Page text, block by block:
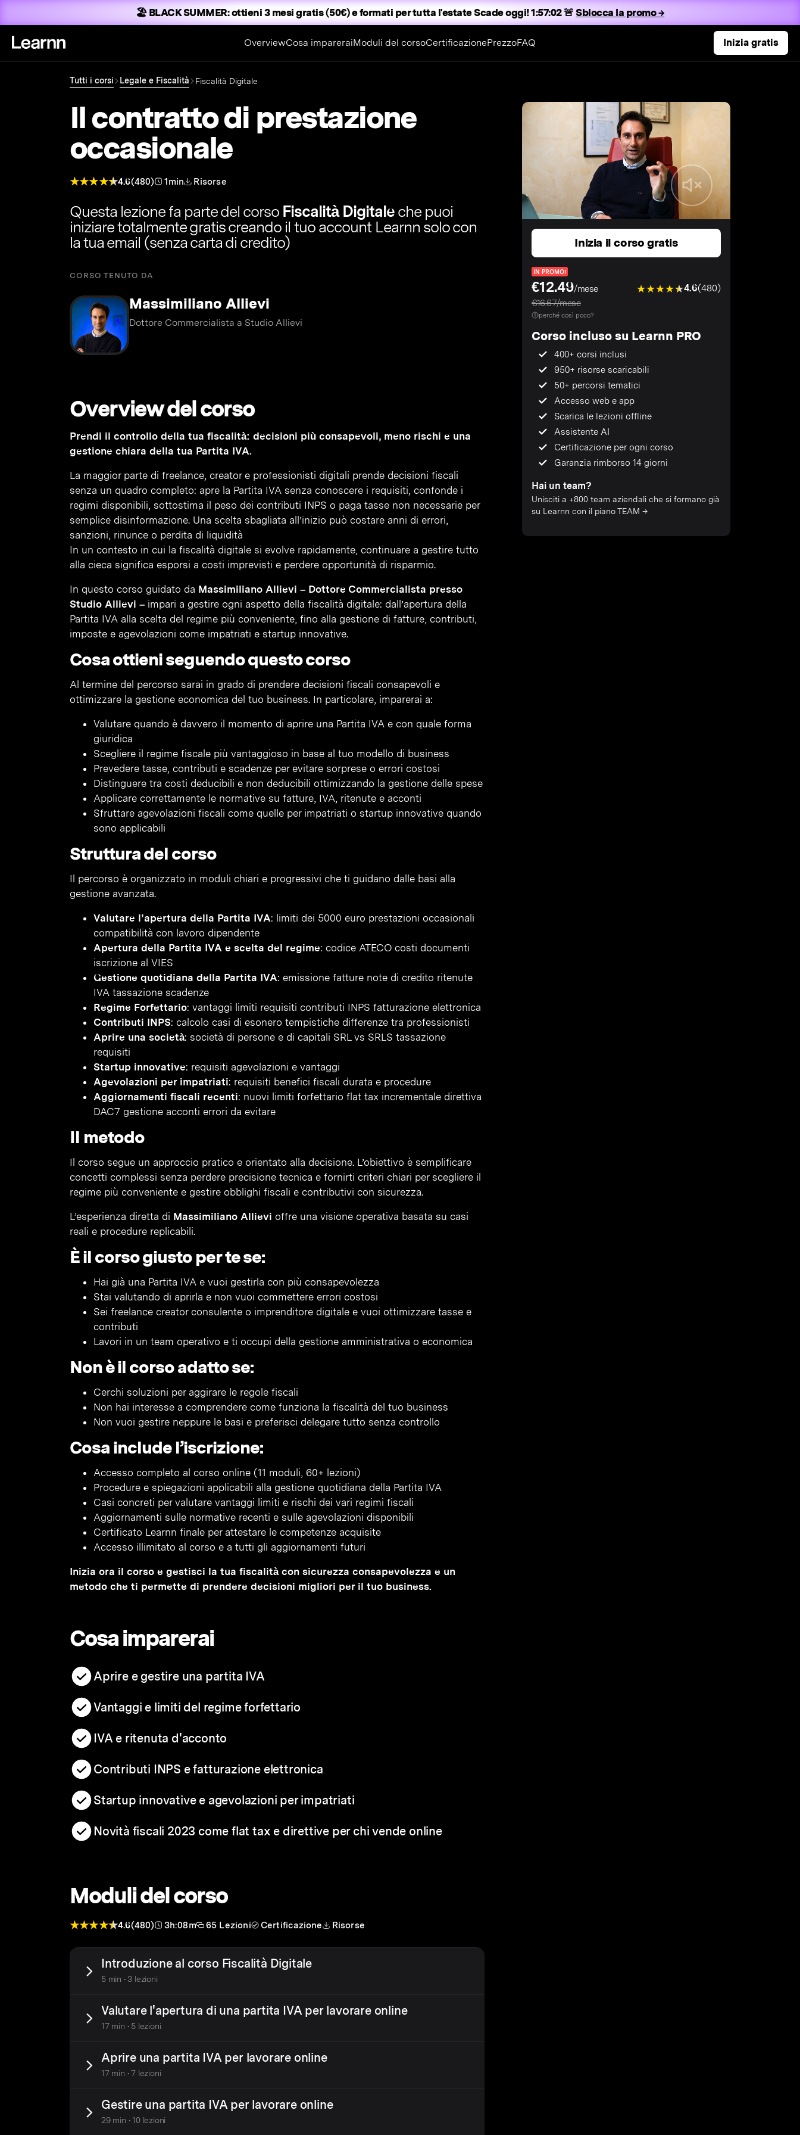
🏖️ BLACK SUMMER:ottieni 3 mesi gratis (50€) e formati per tutta l'estateScade oggi! 1:57:01 🚨 Sblocca la promo →
OverviewCosa impareraiModuli del corsoCertificazionePrezzoFAQ Inizia gratis
Tutti i corsi Legale e Fiscalità Fiscalità Digitale
Il contratto di prestazione
occasionale
4.6(480) 1min Risorse
Questa lezione fa parte del corso Fiscalità Digitaleche puoi
iniziare totalmente gratis creando il tuo account Learnn solo con
la tua email (senza carta di credito)
CORSO TENUTO DA
Massimiliano Allievi
Dottore Commercialista a Studio Allievi
Overview del corso
Prendi il controllo della tua fiscalità: decisioni più consapevoli, meno rischi e una
gestione chiara della tua Partita IVA.
La maggior parte di freelance, creator e professionisti digitali prende decisioni fiscali
senza un quadro completo: apre la Partita IVA senza conoscere i requisiti, confonde i
regimi disponibili, sottostima il peso dei contributi INPS o paga tasse non necessarie per
semplice disinformazione. Una scelta sbagliata all’inizio può costare anni di errori,
sanzioni, rinunce o perdita di liquidità
In un contesto in cui la fiscalità digitale si evolve rapidamente, continuare a gestire tutto
alla cieca significa esporsi a costi imprevisti e perdere opportunità di risparmio.
In questo corso guidato da Massimiliano Allievi – Dottore Commercialista presso
Studio Allievi – impari a gestire ogni aspetto della fiscalità digitale: dall’apertura della
Partita IVA alla scelta del regime più conveniente, fino alla gestione di fatture, contributi,
imposte e agevolazioni come impatriati e startup innovative.
Cosa ottieni seguendo questo corso
Al termine del percorso sarai in grado di prendere decisioni fiscali consapevoli e
ottimizzare la gestione economica del tuo business. In particolare, imparerai a:
Valutare quando è davvero il momento di aprire una Partita IVA e con quale forma
giuridica
Scegliere il regime fiscale più vantaggioso in base al tuo modello di business
Prevedere tasse, contributi e scadenze per evitare sorprese o errori costosi
Distinguere tra costi deducibili e non deducibili ottimizzando la gestione delle spese
Applicare correttamente le normative su fatture, IVA, ritenute e acconti
Sfruttare agevolazioni fiscali come quelle per impatriati o startup innovative quando
sono applicabili
Struttura del corso
Il percorso è organizzato in moduli chiari e progressivi che ti guidano dalle basi alla
gestione avanzata.
Valutare l’apertura della Partita IVA: limiti dei 5000 euro prestazioni occasionali
compatibilità con lavoro dipendente
Apertura della Partita IVA e scelta del regime: codice ATECO costi documenti
iscrizione al VIES
Gestione quotidiana della Partita IVA: emissione fatture note di credito ritenute
IVA tassazione scadenze
Regime Forfettario: vantaggi limiti requisiti contributi INPS fatturazione elettronica
Contributi INPS: calcolo casi di esonero tempistiche differenze tra professionisti
Aprire una società: società di persone e di capitali SRL vs SRLS tassazione
requisiti
Startup innovative: requisiti agevolazioni e vantaggi
Agevolazioni per impatriati: requisiti benefici fiscali durata e procedure
Aggiornamenti fiscali recenti: nuovi limiti forfettario flat tax incrementale direttiva
DAC7 gestione acconti errori da evitare
Il metodo
Il corso segue un approccio pratico e orientato alla decisione. L’obiettivo è semplificare
concetti complessi senza perdere precisione tecnica e fornirti criteri chiari per scegliere il
regime più conveniente e gestire obblighi fiscali e contributivi con sicurezza.
L’esperienza diretta di Massimiliano Allievi offre una visione operativa basata su casi
reali e procedure replicabili.
È il corso giusto per te se:
Hai già una Partita IVA e vuoi gestirla con più consapevolezza
Stai valutando di aprirla e non vuoi commettere errori costosi
Sei freelance creator consulente o imprenditore digitale e vuoi ottimizzare tasse e
contributi
Lavori in un team operativo e ti occupi della gestione amministrativa o economica
Non è il corso adatto se:
Cerchi soluzioni per aggirare le regole fiscali
Non hai interesse a comprendere come funziona la fiscalità del tuo business
Non vuoi gestire neppure le basi e preferisci delegare tutto senza controllo
Cosa include l’iscrizione:
Accesso completo al corso online (11 moduli, 60+ lezioni)
Procedure e spiegazioni applicabili alla gestione quotidiana della Partita IVA
Casi concreti per valutare vantaggi limiti e rischi dei vari regimi fiscali
Aggiornamenti sulle normative recenti e sulle agevolazioni disponibili
Certificato Learnn finale per attestare le competenze acquisite
Accesso illimitato al corso e a tutti gli aggiornamenti futuri
Inizia ora il corso e gestisci la tua fiscalità con sicurezza consapevolezza e un
metodo che ti permette di prendere decisioni migliori per il tuo business.
Cosa imparerai
Aprire e gestire una partita IVA
Vantaggi e limiti del regime forfettario
IVA e ritenuta d'acconto
Contributi INPS e fatturazione elettronica
Startup innovative e agevolazioni per impatriati
Novità fiscali 2023 come flat tax e direttive per chi vende online
Moduli del corso
4.6(480) 3h:08m 65 Lezioni Certificazione Risorse
Introduzione al corso Fiscalità Digitale
5 min • 3 lezioni
Valutare l'apertura di una partita IVA per lavorare online
17 min • 5 lezioni
Aprire una partita IVA per lavorare online
17 min • 7 lezioni
Gestire una partita IVA per lavorare online
29 min • 10 lezioni
Inizia il corso gratis
IN PROMO!
€12.49/mese
€16.67/mese
4.6(480)
perché così poco?
Corso incluso su Learnn PRO
400+ corsi inclusi
950+ risorse scaricabili
50+ percorsi tematici
Accesso web e app
Scarica le lezioni offline
Assistente AI
Certificazione per ogni corso
Garanzia rimborso 14 giorni
Hai un team?
Unisciti a +800 team aziendali che si formano già
su Learnn con il piano TEAM →